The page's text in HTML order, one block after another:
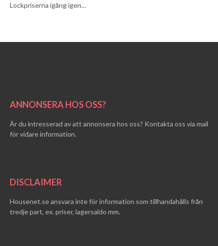
Lockpriserna igång igen…
ANNONSERA HOS OSS?
Är du intresserad av att annonsera hos oss? Kontakta oss via mail
för vidare information.
DISCLAIMER
Housenet.se ansvara inte för information som tillhandahålls från
tredje part, ex. priser, lagersaldo mm.